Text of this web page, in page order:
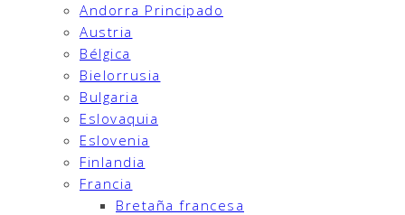
Andorra Principado
Austria
Bélgica
Bielorrusia
Bulgaria
Eslovaquia
Eslovenia
Finlandia
Francia
Bretaña francesa